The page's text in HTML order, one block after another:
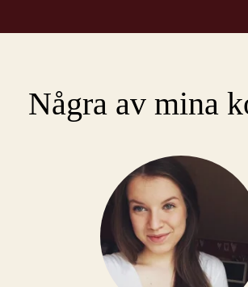
Några av mina